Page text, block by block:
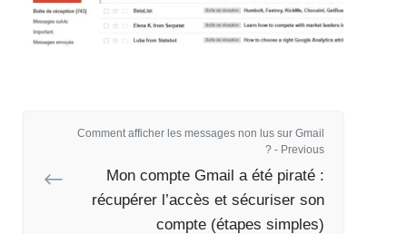
Comment afficher les messages non lus sur Gmail
? - Previous
Mon compte Gmail a été piraté :
récupérer l’accès et sécuriser son
compte (étapes simples)